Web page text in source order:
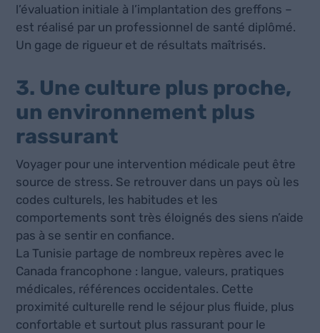
l’évaluation initiale à l’implantation des greffons –
est réalisé par un professionnel de santé diplômé.
Un gage de rigueur et de résultats maîtrisés.
3. Une culture plus proche,
un environnement plus
rassurant
Voyager pour une intervention médicale peut être
source de stress. Se retrouver dans un pays où les
codes culturels, les habitudes et les
comportements sont très éloignés des siens n’aide
pas à se sentir en confiance.
La Tunisie partage de nombreux repères avec le
Canada francophone : langue, valeurs, pratiques
médicales, références occidentales. Cette
proximité culturelle rend le séjour plus fluide, plus
confortable et surtout plus rassurant pour le